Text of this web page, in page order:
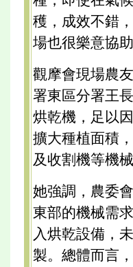
穫，成效不錯
場也很樂意協助
觀摩會現場農
署東區分署王
烘乾機，足以
擴大種植面積
及收割機等機械
她強調，農委
東部的機械需
入烘乾設備，
製。總體而言